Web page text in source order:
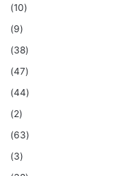
(10)
(9)
(38)
(47)
(44)
(2)
(63)
(3)